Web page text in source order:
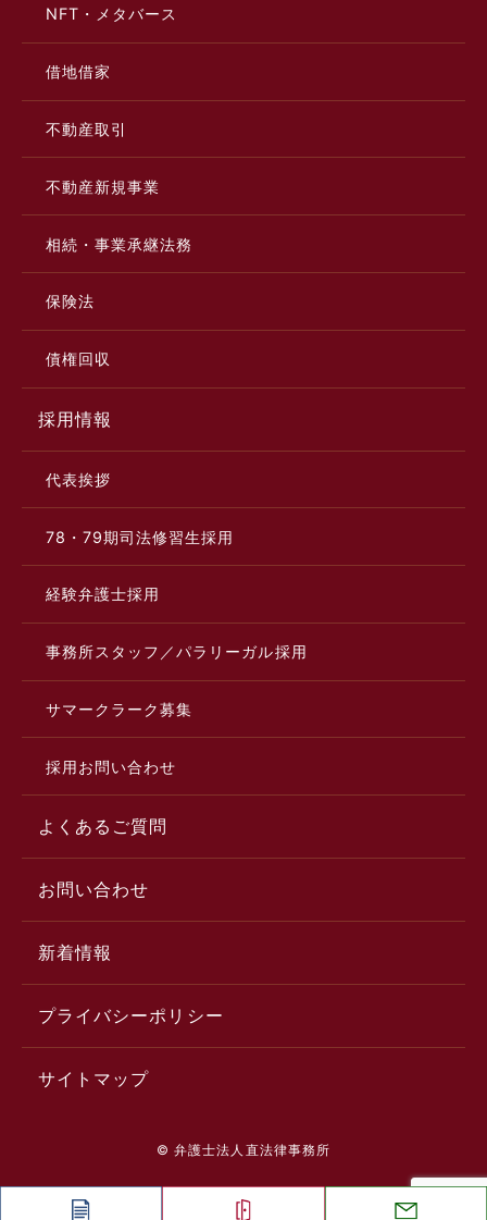
NFT・メタバース
借地借家
不動産取引
不動産新規事業
相続・事業承継法務
保険法
債権回収
採用情報
代表挨拶
78・79期司法修習生採用
経験弁護士採用
事務所スタッフ／パラリーガル採用
サマークラーク募集
採用お問い合わせ
よくあるご質問
お問い合わせ
新着情報
プライバシーポリシー
サイトマップ
© 弁護士法人直法律事務所